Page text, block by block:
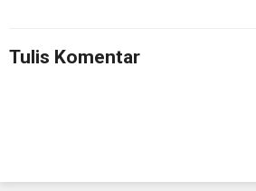
Tulis Komentar